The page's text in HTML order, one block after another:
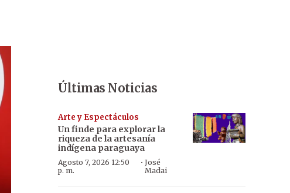
Últimas Noticias
Arte y Espectáculos
Un finde para explorar la
riqueza de la artesanía
indígena paraguaya
Agosto 7, 2026 12:50
p. m.
·José
Madai